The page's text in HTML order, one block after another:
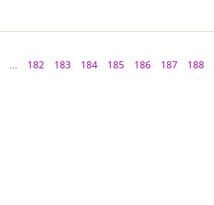
... 182 183 184 185 186 187 188